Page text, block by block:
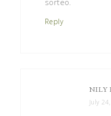
sorteo.
Reply
NILY
July